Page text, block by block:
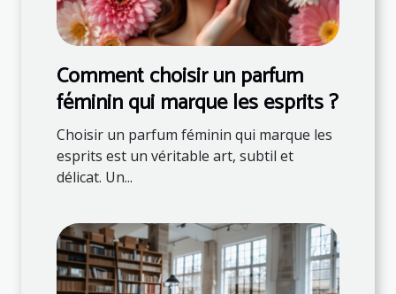
Comment choisir un parfum
féminin qui marque les esprits ?
Choisir un parfum féminin qui marque les
esprits est un véritable art, subtil et
délicat. Un...